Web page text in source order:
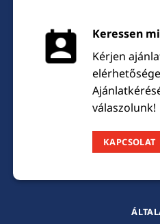
Keressen
Kérjen
válaszolunk!
KAPCSOLAT